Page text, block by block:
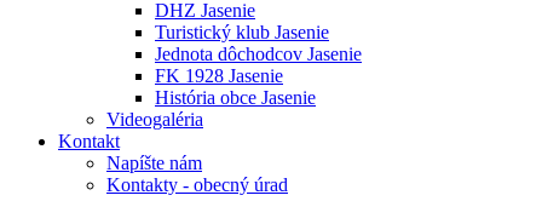
DHZ Jasenie
Turistický klub Jasenie
Jednota dôchodcov Jasenie
FK 1928 Jasenie
História obce Jasenie
Videogaléria
Kontakt
Napíšte nám
Kontakty - obecný úrad